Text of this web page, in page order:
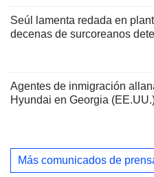
Seúl lamenta redada en
decenas de surcoreanos
Agentes de inmigración
Hyundai en Georgia
Más comunicados de